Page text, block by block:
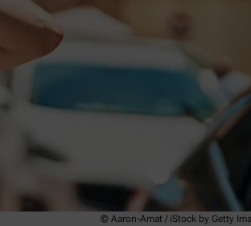
© Aaron-Amat / iStock by Getty